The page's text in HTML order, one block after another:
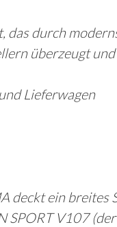
durch
überzeugt
Lieferwagen
deckt ein
V107